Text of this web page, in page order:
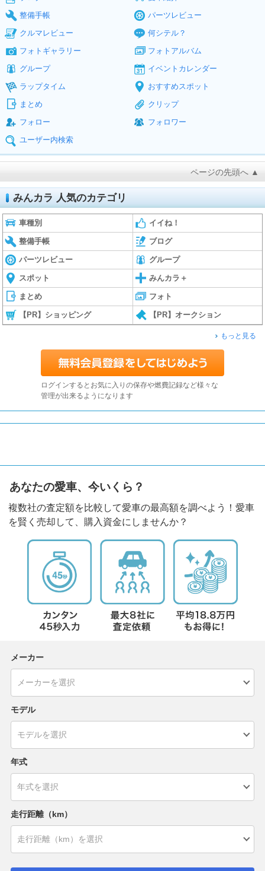
整備手帳
パーツレビュー
クルマレビュー
何シテル？
フォトギャラリー
フォトアルバム
グループ
イベントカレンダー
ラップタイム
おすすめスポット
まとめ
クリップ
フォロー
フォロワー
ユーザー内検索
ページの先頭へ ▲
みんカラ 人気のカテゴリ
車種別 イイね！
整備手帳 ブログ
パーツレビュー グループ
スポット みんカラ＋
まとめ フォト
【PR】ショッピング 【PR】オークション
もっと見る
ログインするとお気に入りの保存や燃費記録など様々な
管理が出来るようになります
あなたの愛車、今いくら？
複数社の査定額を比較して愛車の最高額を調べよう！愛車
を賢く売却して、購入資金にしませんか？
メーカー
モデル
年式
走行距離（km）